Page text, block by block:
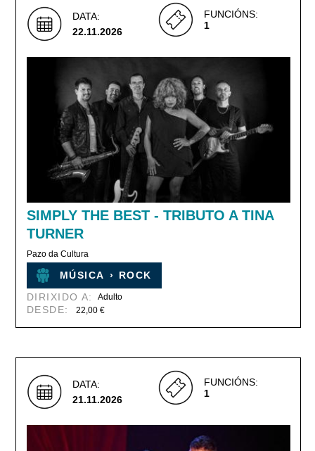
DATA:
22.11.2026
FUNCIÓNS:
1
SIMPLY THE BEST - TRIBUTO A TINA
TURNER
Pazo da Cultura
MÚSICA ›
ROCK
DIRIXIDO A:
Adulto
DESDE: 22,00 €
DATA:
21.11.2026
FUNCIÓNS:
1